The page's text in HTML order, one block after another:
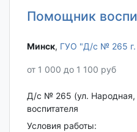
Помощник
Минск‎, ГУО "Д/с № 265 г.
от 1 000 до 1 100 руб
Д/с № 265 (ул. Народная,
воспитателя
Условия работы: